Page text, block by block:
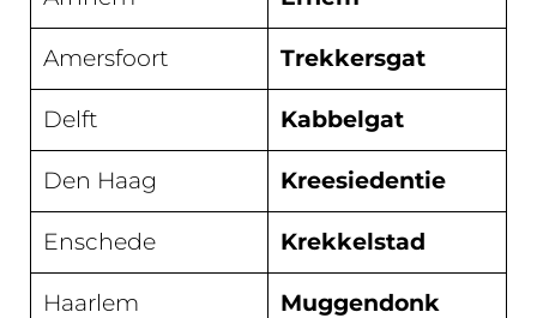
Amersfoort Trekkersgat
Delft Kabbelgat
Den Haag Kreesiedentie
Enschede Krekkelstad
Haarlem Muggendonk